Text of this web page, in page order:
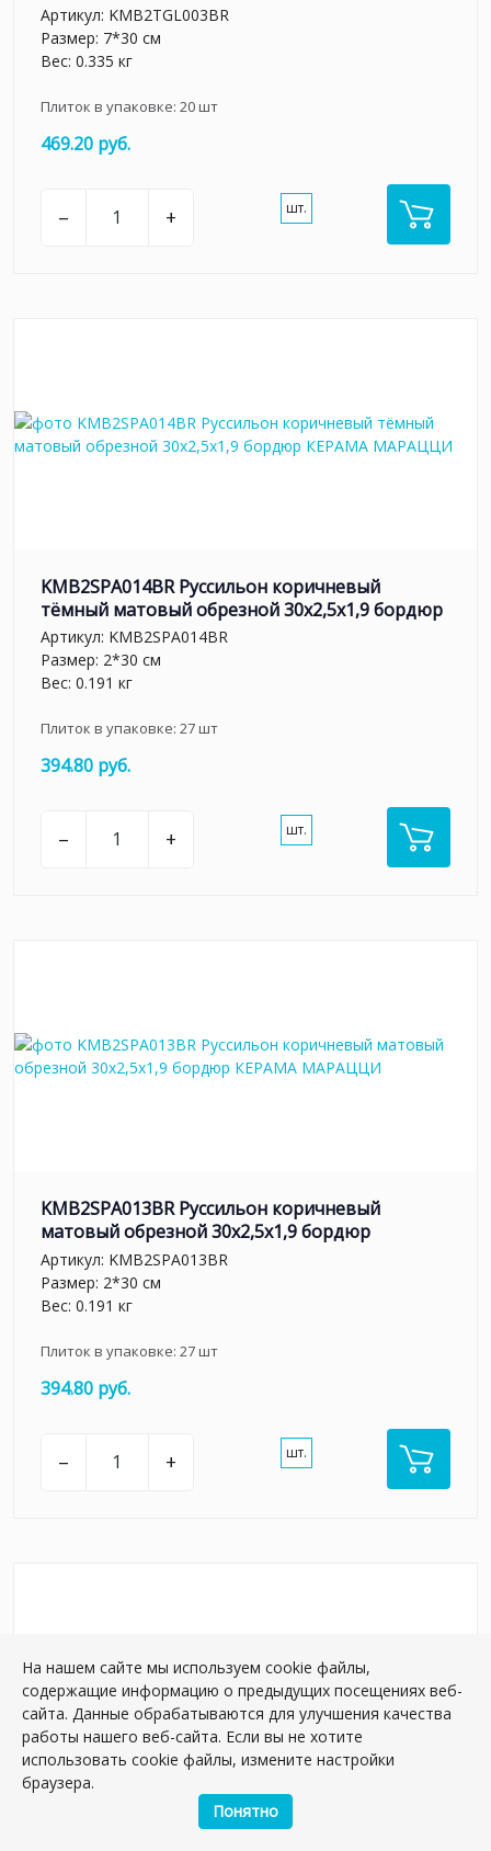
Артикул: KMB2TGL003BR
Размер: 7*30 см
Вес: 0.335 кг
Плиток в упаковке: 20шт
469.20 руб.
– + шт.
KMB2SPA014BR Руссильон коричневый
тёмный матовый обрезной 30x2,5x1,9 бордюр
Артикул: KMB2SPA014BR
Размер: 2*30 см
Вес: 0.191 кг
Плиток в упаковке: 27шт
394.80 руб.
– + шт.
KMB2SPA013BR Руссильон коричневый
матовый обрезной 30x2,5x1,9 бордюр
Артикул: KMB2SPA013BR
Размер: 2*30 см
Вес: 0.191 кг
Плиток в упаковке: 27шт
394.80 руб.
– + шт.
KMB2SPA012BR Руссильон оранжевый светлый
На нашем сайте мы используем cookie файлы,
содержащие информацию о предыдущих посещениях веб-
сайта. Данные обрабатываются для улучшения качества
работы нашего веб-сайта. Если вы не хотите
использовать cookie файлы, измените настройки
браузера.
Понятно